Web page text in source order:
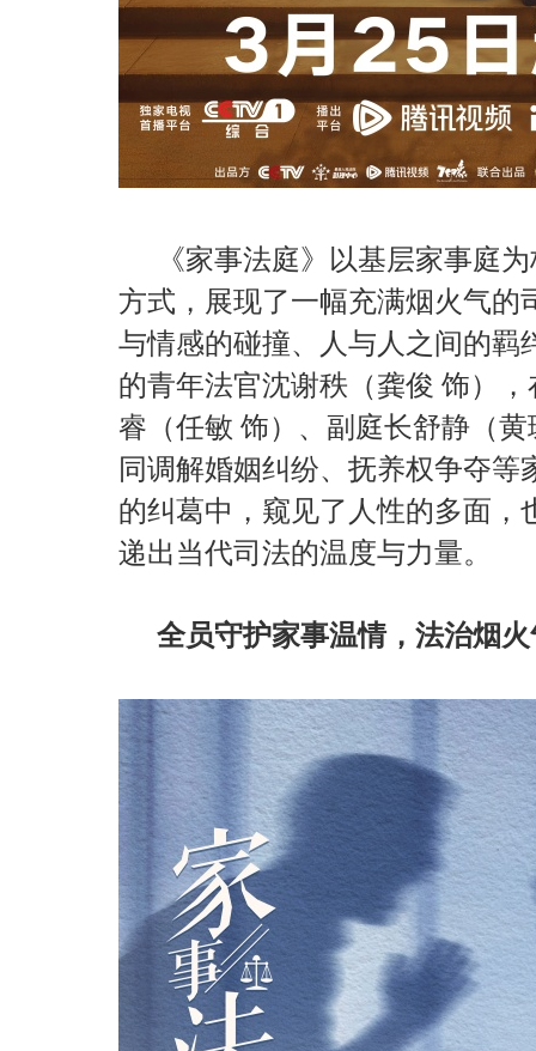
《家事法庭》以基层家事庭
方式，展现了一幅充满烟火气的
与情感的碰撞、人与人之间的羁
的青年法官沈谢秩（龚俊 饰）
睿（任敏 饰）、副庭长舒静（
同调解婚姻纠纷、抚养权争夺
的纠葛中，窥见了人性的多面，
递出当代司法的温度与力量。
全员守护家事温情，法治烟